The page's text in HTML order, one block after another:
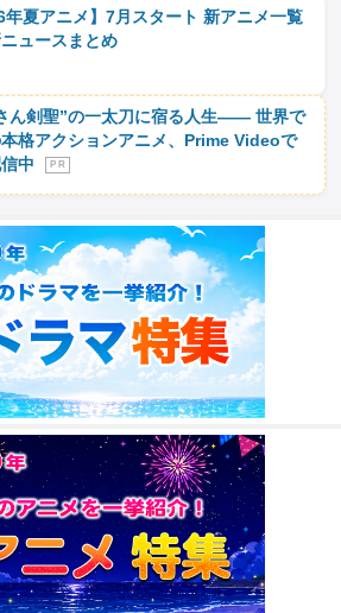
年夏アニメ】7月スタート 新アニメ一覧
ニュースまとめ
ん剣聖”の一太刀に宿る人生―― 世界で
格アクションアニメ、Prime Videoで
中
P R